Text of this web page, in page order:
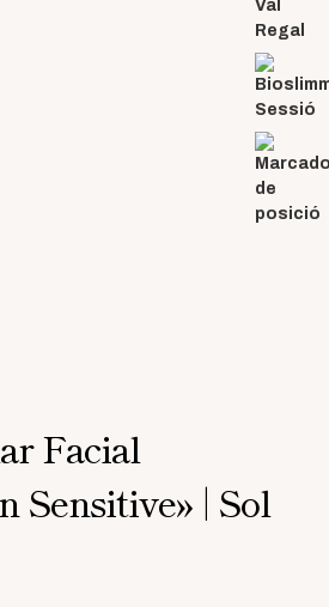
Facial
Sensitive» | Sol